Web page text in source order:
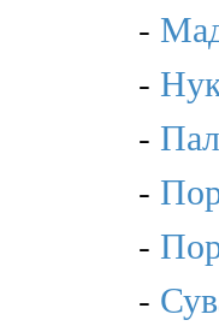
-
-
-
-
-
-